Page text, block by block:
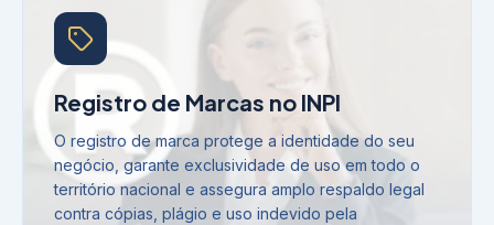
Registro de Marcas no INPI
O registro de marca protege a identidade do seu
negócio, garante exclusividade de uso em todo o
território nacional e assegura amplo respaldo legal
contra cópias, plágio e uso indevido pela